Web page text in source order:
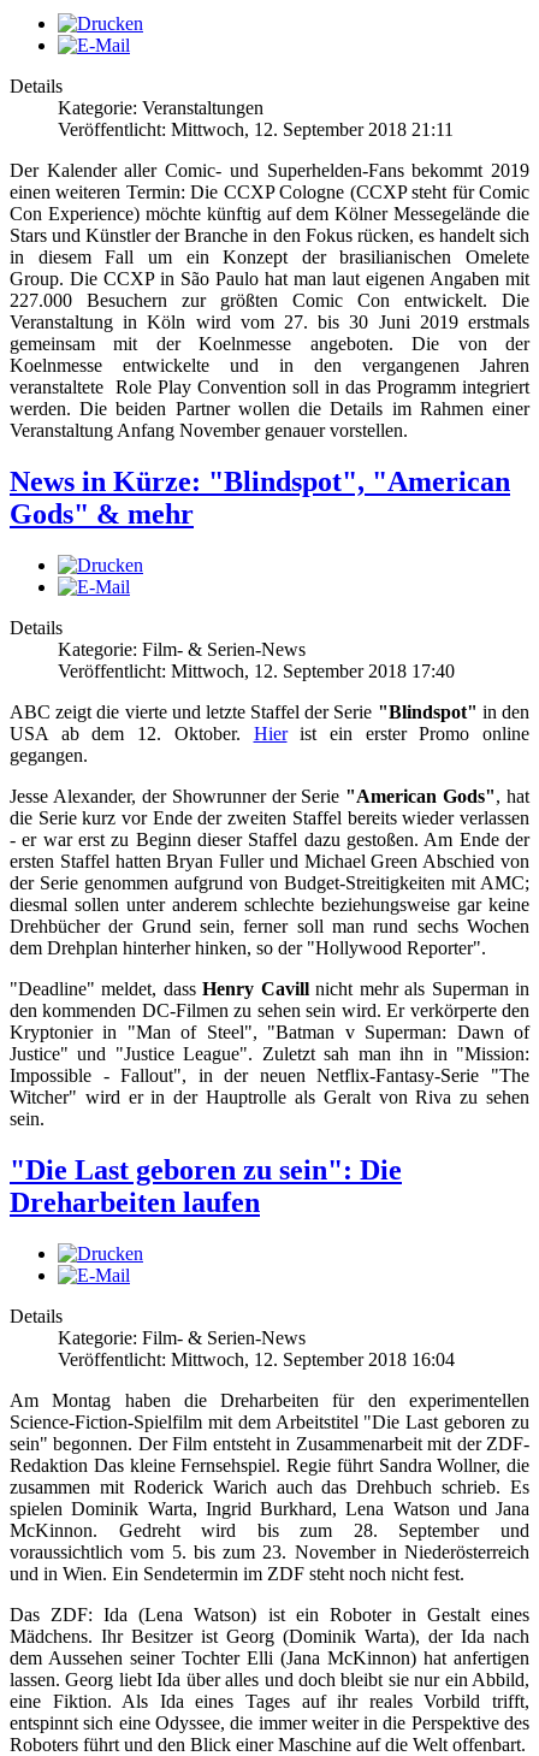
Details
Kategorie: Veranstaltungen
Veröffentlicht: Mittwoch, 12. September 2018 21:11
Der Kalender aller Comic- und Superhelden-Fans bekommt 2019
einen weiteren Termin: Die CCXP Cologne (CCXP steht für Comic
Con Experience) möchte künftig auf dem Kölner Messegelände die
Stars und Künstler der Branche in den Fokus rücken, es handelt sich
in diesem Fall um ein Konzept der brasilianischen Omelete
Group. Die CCXP in São Paulo hat man laut eigenen Angaben mit
227.000 Besuchern zur größten Comic Con entwickelt. Die
Veranstaltung in Köln wird vom 27. bis 30 Juni 2019 erstmals
gemeinsam mit der Koelnmesse angeboten. Die von der
Koelnmesse entwickelte und in den vergangenen Jahren
veranstaltete Role Play Convention soll in das Programm integriert
werden. Die beiden Partner wollen die Details im Rahmen einer
Veranstaltung Anfang November genauer vorstellen.
News in Kürze: "Blindspot", "American
Gods" & mehr
Details
Kategorie: Film- & Serien-News
Veröffentlicht: Mittwoch, 12. September 2018 17:40
ABC zeigt die vierte und letzte Staffel der Serie "Blindspot" in den
USA ab dem 12. Oktober. Hierist ein erster Promo online
gegangen.
Jesse Alexander, der Showrunner der Serie "American Gods", hat
die Serie kurz vor Ende der zweiten Staffel bereits wieder verlassen
- er war erst zu Beginn dieser Staffel dazu gestoßen. Am Ende der
ersten Staffel hatten Bryan Fuller und Michael Green Abschied von
der Serie genommen aufgrund von Budget-Streitigkeiten mit AMC;
diesmal sollen unter anderem schlechte beziehungsweise gar keine
Drehbücher der Grund sein, ferner soll man rund sechs Wochen
dem Drehplan hinterher hinken, so der "Hollywood Reporter".
"Deadline" meldet, dassHenry Cavillnicht mehr als Superman in
den kommenden DC-Filmen zu sehen sein wird. Er verkörperte den
Kryptonier in "Man of Steel", "Batman v Superman: Dawn of
Justice" und "Justice League". Zuletzt sah man ihn in "Mission:
Impossible - Fallout", in der neuen Netflix-Fantasy-Serie "The
Witcher" wird er in der Hauptrolle als Geralt von Riva zu sehen
sein.
"Die Last geboren zu sein": Die
Dreharbeiten laufen
Details
Kategorie: Film- & Serien-News
Veröffentlicht: Mittwoch, 12. September 2018 16:04
Am Montag haben die Dreharbeiten für den experimentellen
Science-Fiction-Spielfilm mit dem Arbeitstitel "Die Last geboren zu
sein" begonnen. Der Film entsteht in Zusammenarbeit mit der ZDF-
Redaktion Das kleine Fernsehspiel. Regie führt Sandra Wollner, die
zusammen mit Roderick Warich auch das Drehbuch schrieb. Es
spielen Dominik Warta, Ingrid Burkhard, Lena Watson und Jana
McKinnon. Gedreht wird bis zum 28. September und
voraussichtlich vom 5. bis zum 23. November in Niederösterreich
und in Wien. Ein Sendetermin im ZDF steht noch nicht fest.
Das ZDF: Ida (Lena Watson) ist ein Roboter in Gestalt eines
Mädchens. Ihr Besitzer ist Georg (Dominik Warta), der Ida nach
dem Aussehen seiner Tochter Elli (Jana McKinnon) hat anfertigen
lassen. Georg liebt Ida über alles und doch bleibt sie nur ein Abbild,
eine Fiktion. Als Ida eines Tages auf ihr reales Vorbild trifft,
entspinnt sich eine Odyssee, die immer weiter in die Perspektive des
Roboters führt und den Blick einer Maschine auf die Welt offenbart.